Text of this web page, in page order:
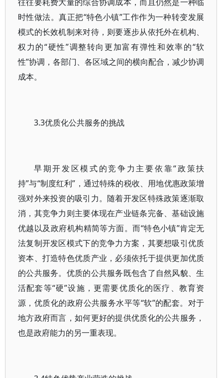
时性做法。真正把“特色小镇”工作作为一种转变发展
模式的长效机制来对待，则要逐步从依托外在机构、
权力的“硬性”调整转向更加富有弹性和效率的“软
性”协调，各部门、各区域之间的横向配合，减少协调
成本。
3.3优质化公共服务的挑战
早期开发区模式的竞争力主要依靠“政策扶
持”与“制度红利”，通过特殊的税收、用地优惠政策增
强对外来投资的吸引力。随着开发区特殊政策逐渐取
消，其竞争力则主要体现在产业链条完备、基础设施
优越以及政府机构精简等方面。而“特色小镇”肯定无
法复制开发区模式下的竞争力方案，其要想吸引优质
资本、打造特色优质产业，必须依托于提供更加优质
的公共服务。优质的公共服务既包含了自然风貌、生
活配套等“硬”设施，更需要优质化的医疗、教育资
源，优质化的政府公共服务水平等“软”的配套。对于
地方政府而言，如何更好的提供优质化的公共服务，
也是政府能力的另一重表现。